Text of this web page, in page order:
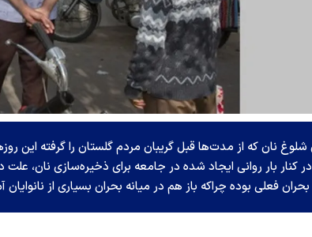
نان که از مدت‌ها قبل گریبان مردم گلستان را گرفته این
کنار بار روانی ایجاد شده در جامعه برای ذخیره‌سازی نان،
فعلی بوده چراکه باز هم در میانه بحران بسیاری از